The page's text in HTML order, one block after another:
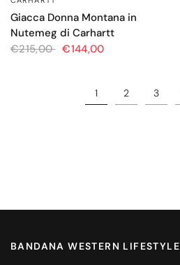
Giacca Donna Montana in
Nutemeg di Carhartt
€215,00 €144,00
1 2 3
BANDANA WESTERN LIFESTYLE